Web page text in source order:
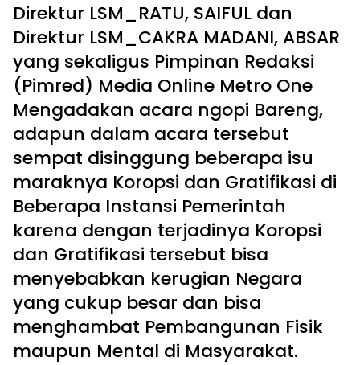
Direktur LSM_RATU, SAIFUL dan
Direktur LSM_CAKRA MADANI, ABSAR
yang sekaligus Pimpinan Redaksi
(Pimred) Media Online Metro One
Mengadakan acara ngopi Bareng,
adapun dalam acara tersebut
sempat disinggung beberapa isu
maraknya Koropsi dan Gratifikasi di
Beberapa Instansi Pemerintah
karena dengan terjadinya Koropsi
dan Gratifikasi tersebut bisa
menyebabkan kerugian Negara
yang cukup besar dan bisa
menghambat Pembangunan Fisik
maupun Mental di Masyarakat.